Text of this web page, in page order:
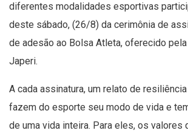
diferentes modalidades esportivas
deste sábado, (26/8) da cerimônia de
de adesão ao Bolsa Atleta, oferecido
Japeri.
A cada assinatura, um relato de
fazem do esporte seu modo de vida e
de uma vida inteira. Para eles, os valores